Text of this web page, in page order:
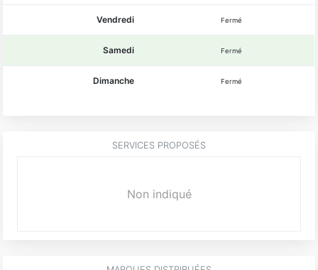
Vendredi Fermé
Samedi Fermé
Dimanche Fermé
SERVICES PROPOSÉS
Non indiqué